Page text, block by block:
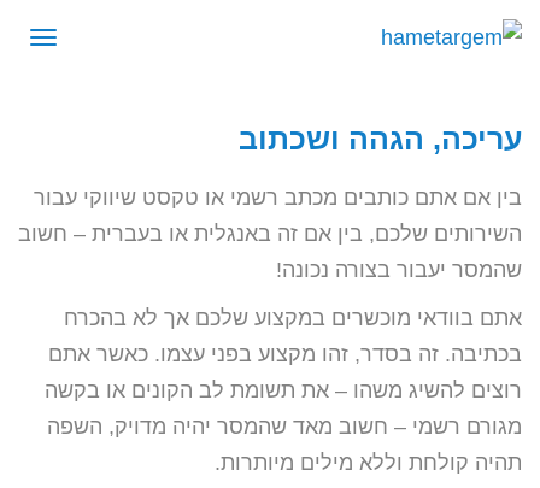
עריכה, הגהה ושכתוב
בין אם אתם כותבים מכתב רשמי או טקסט שיווקי עבור
השירותים שלכם, בין אם זה באנגלית או בעברית – חשוב
שהמסר יעבור בצורה נכונה!
אתם בוודאי מוכשרים במקצוע שלכם אך לא בהכרח
בכתיבה. זה בסדר, זהו מקצוע בפני עצמו. כאשר אתם
רוצים להשיג משהו – את תשומת לב הקונים או בקשה
מגורם רשמי – חשוב מאד שהמסר יהיה מדויק, השפה
תהיה קולחת וללא מילים מיותרות.